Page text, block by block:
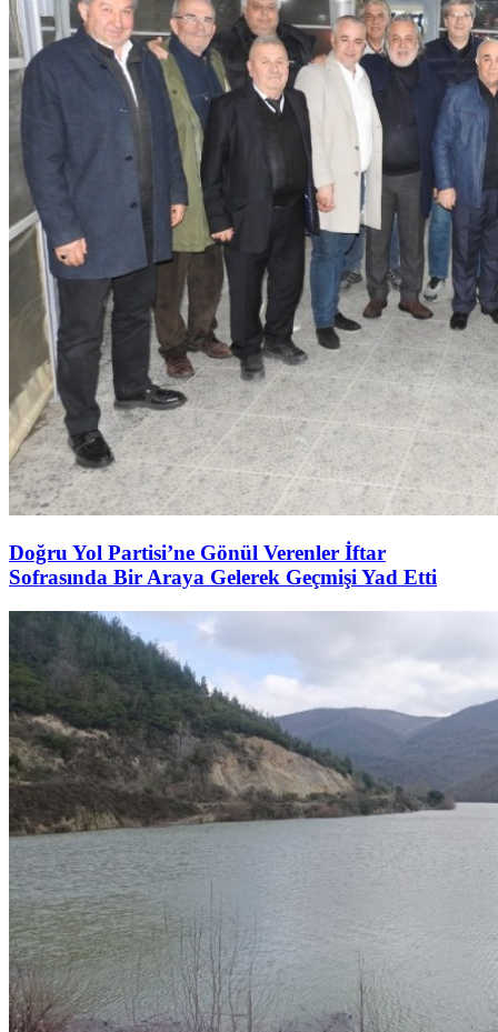
Doğru Yol Partisi’ne Gönül Verenler İftar
Sofrasında Bir Araya Gelerek Geçmişi Yad Etti